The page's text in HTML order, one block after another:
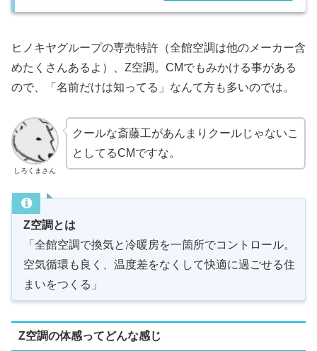
ヒノキヤグループの専売特許（全館空調は他のメーカー含
めたくさんあるよ）、Z空調。CMでもみかける事がある
ので、「名前だけは知ってる」なんて方も多いのでは。
しろくまさん
クールな斎藤工があんまりクールじゃないこ
としてるCMですな。
Z空調とは
「全館空調で換気と冷暖房を一箇所でコントロール。
空気循環も良く、温度差をなくして快適に過ごせる住
まいをつくる」
Z空調の体感ってどんな感じ